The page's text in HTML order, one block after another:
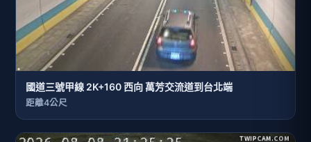
國道三號甲線 2K+160 西向 萬芳交流道到台北端
距離4公尺